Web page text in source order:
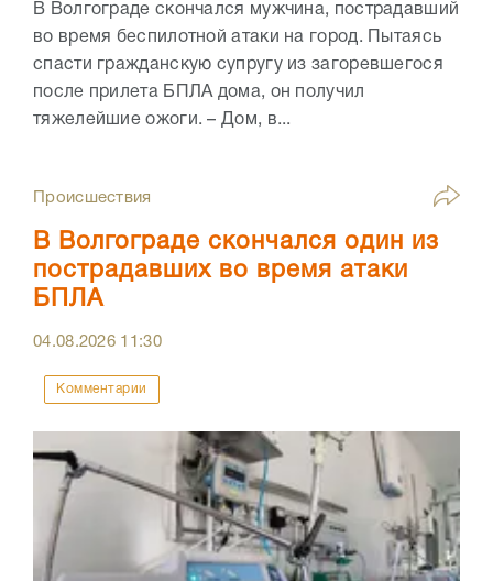
В Волгограде скончался мужчина, пострадавший
во время беспилотной атаки на город. Пытаясь
спасти гражданскую супругу из загоревшегося
после прилета БПЛА дома, он получил
тяжелейшие ожоги. – Дом, в...
Происшествия
В Волгограде скончался один из
пострадавших во время атаки
БПЛА
04.08.2026 11:30
Комментарии